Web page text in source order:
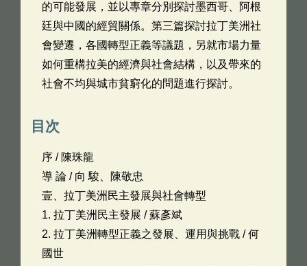
的可能發展，並以專章分別探討墨西哥、阿根
廷與中國的經貿關係。第三篇探討拉丁美洲社
會變遷，各國轉型正義等議題，另就市場力量
如何重構拉美的經濟與社會結構，以及帶來的
社會不均與城市貧窮化的問題進行探討。
目次
序 / 陳珠龍
導 論 / 向 駿、陳敬忠
壹、拉丁美洲民主發展與社會轉型
1. 拉丁美洲民主發展 / 蘇彥斌
2. 拉丁美洲轉型正義之發展、運用與挑戰 / 何
國世